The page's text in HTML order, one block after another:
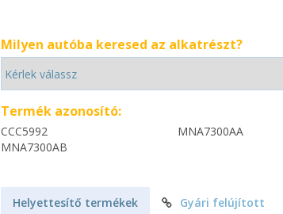
Milyen autóba keresed az alkatrészt?
Termék azonosító:
CCC5992
MNA7300AA
MNA7300AB
Helyettesítő termékek Gyári felújított